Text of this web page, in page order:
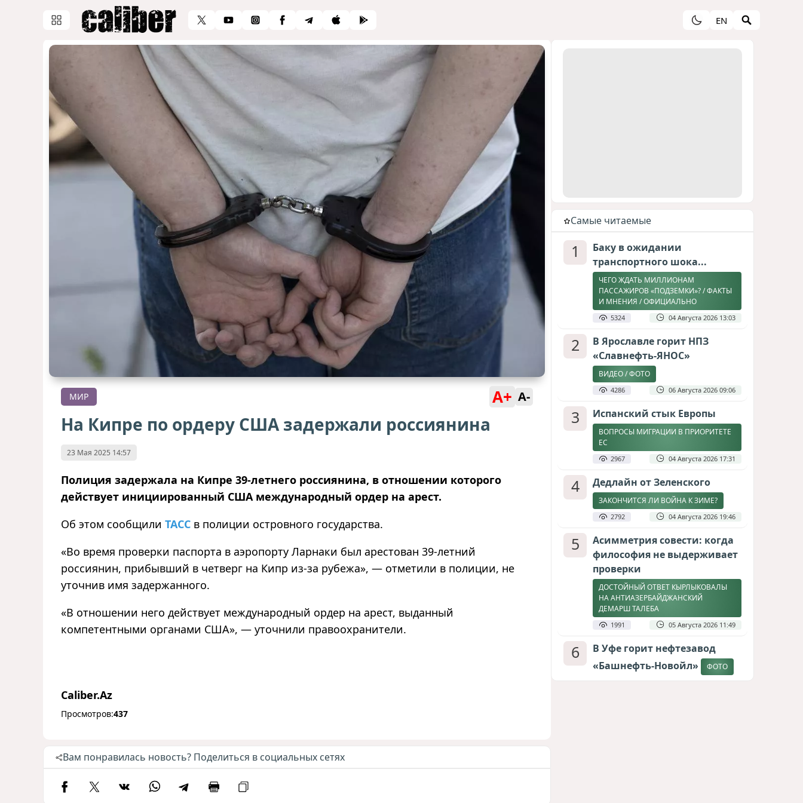
EN
МИР A+ A-
На Кипре по ордеру США задержали россиянина
23 Мая 2025 14:57
Полиция задержала на Кипре 39-летнего россиянина, в отношении которого
действует инициированный США международный ордер на арест.
Об этом сообщили ТАСС в полиции островного государства.
«Во время проверки паспорта в аэропорту Ларнаки был арестован 39-летний
россиянин, прибывший в четверг на Кипр из-за рубежа», — отметили в полиции, не
уточнив имя задержанного.
«В отношении него действует международный ордер на арест, выданный
компетентными органами США», — уточнили правоохранители.
Caliber.Az
Просмотров:437
Вам понравилась новость? Поделиться в социальных сетях
Cамые читаемые
1
Баку в ожидании
транспортного шока...
ЧЕГО ЖДАТЬ МИЛЛИОНАМ
ПАССАЖИРОВ «ПОДЗЕМКИ»? / ФАКТЫ
И МНЕНИЯ / ОФИЦИАЛЬНО
5324 04 Августа 2026 13:03
2
В Ярославле горит НПЗ
«Славнефть-ЯНОС»
ВИДЕО / ФОТО
4286 06 Августа 2026 09:06
3 Испанский стык Европы
ВОПРОСЫ МИГРАЦИИ В ПРИОРИТЕТЕ
ЕС
2967 04 Августа 2026 17:31
4 Дедлайн от Зеленского
ЗАКОНЧИТСЯ ЛИ ВОЙНА К ЗИМЕ?
2792 04 Августа 2026 19:46
5
Асимметрия совести: когда
философия не выдерживает
проверки
ДОСТОЙНЫЙ ОТВЕТ КЫРЛЫКОВАЛЫ
НА АНТИАЗЕРБАЙДЖАНСКИЙ
ДЕМАРШ ТАЛЕБА
1991 05 Августа 2026 11:49
6
В Уфе горит нефтезавод
«Башнефть-Новойл»
ФОТО